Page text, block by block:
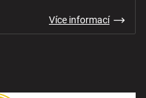
Více informací